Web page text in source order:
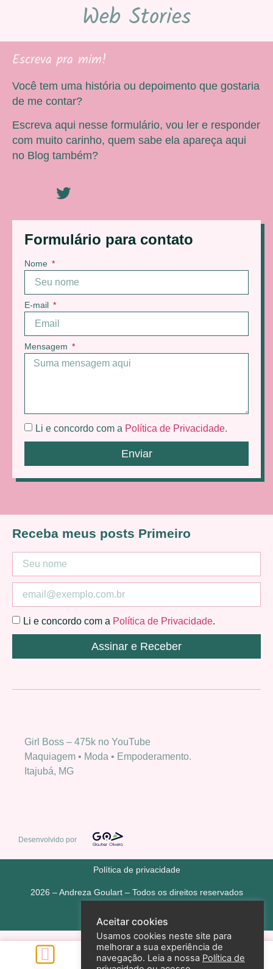
Web Stories
Formulário para contato
Nome
E-mail
Mensagem
Li e concordo com a Política de Privacidade.
Enviar
Escreva pra mim!
Você tem uma história ou depoimento que gostaria
de me contar?
Escreva aqui nesse formulário, vou ler e responder
com muito carinho, quem sabe ela apareça aqui
no Blog também?
Girl Boss – 475k no YouTube
Maquiagem • Moda • Empoderamento.
Itajubá, MG
Receba meus posts Primeiro
Li e concordo com a Política de Privacidade.
Assinar e Receber
Desenvolvido por
Política de privacidade
2026 – Andreza Goulart – Todos os direitos reservados
Aceitar cookies
Usamos cookies neste site para
melhorar a sua experiência de
navegação. Leia a nossa Política de